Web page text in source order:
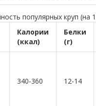
популярных круп (на
Калории
(ккал)
Белки
(г)
340-360 12-14